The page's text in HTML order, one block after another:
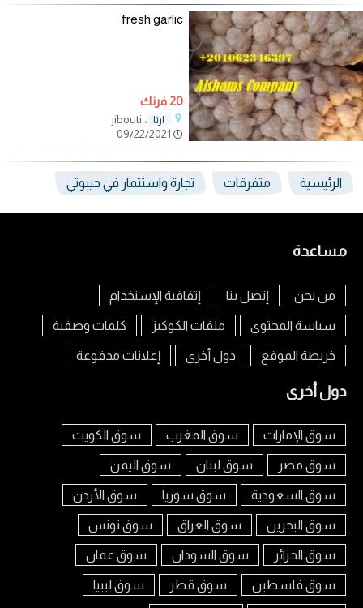
fresh garlic
20 فرنك
ارتا
، jibouti
الرئيسية متفرقات تجارة واستثمار في جيبوتي
مساعدة
من نحن إتصل بنا إتفاقية الإستخدام
سياسة المحتوى ملفات الكوكيز كلمات وصفية
خريطة الموقع دول أخرى إعلانات مدفوعة
دول أخرى
سوق الإمارات سوق المغرب سوق الكويت
سوق مصر سوق لبنان سوق اليمن
سوق السعودية سوق سوريا سوق الأردن
سوق البحرين سوق العراق سوق تونس
سوق الجزائر سوق السودان سوق عمان
سوق فلسطين سوق قطر سوق ليبيا